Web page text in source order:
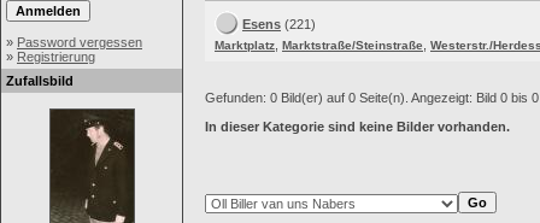
» Password vergessen
» Registrierung
Zufallsbild
Esens (221)
Marktplatz Marktstraße/Steinstraße Westerstr./
Gefunden: 0 Bild(er) auf 0 Seite(n). Angezeigt: Bild 0 bis
In dieser Kategorie sind keine Bilder vorhanden.